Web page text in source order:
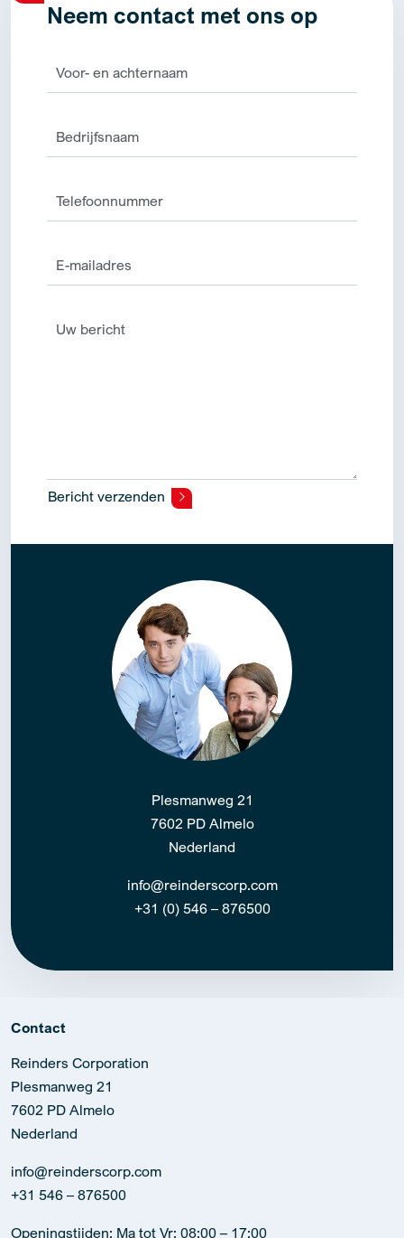
Neem contact met ons op
Bericht verzenden
Plesmanweg 21
7602 PD Almelo
Nederland
info@reinderscorp.com
+31 (0) 546 – 876500
Contact
Reinders Corporation
Plesmanweg 21
7602 PD Almelo
Nederland
info@reinderscorp.com
+31 546 – 876500
Openingstijden: Ma tot Vr: 08:00 – 17:00